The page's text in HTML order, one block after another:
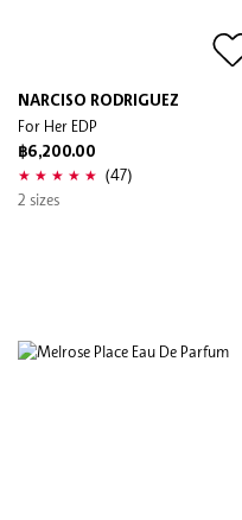
NARCISO RODRIGUEZ
For Her EDP
฿6,200.00
(47)
2 sizes